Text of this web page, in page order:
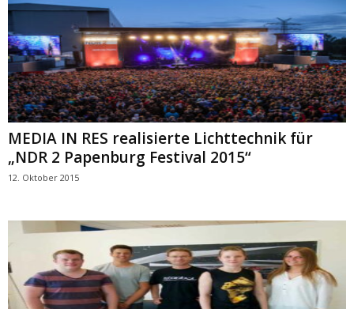
MEDIA IN RES realisierte Lichttechnik für
„NDR 2 Papenburg Festival 2015“
12. Oktober 2015